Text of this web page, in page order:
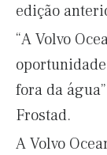
edição
“A Volvo
fora da
Frostad.
A Volvo